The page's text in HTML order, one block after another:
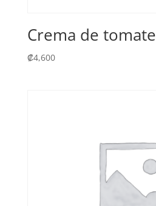
Crema de tomate
₡4,600